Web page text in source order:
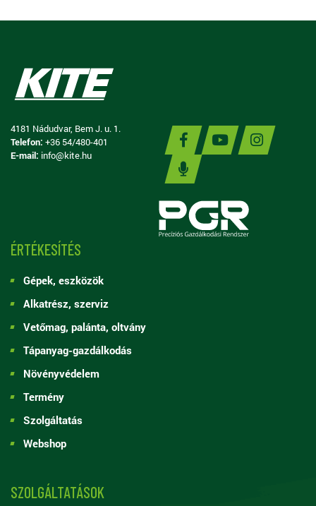
4181 Nádudvar, Bem J. u. 1.
Telefon: +36 54/480-401
E-mail: info@kite.hu
ÉRTÉKESÍTÉS
Gépek, eszközök
Alkatrész, szerviz
Vetőmag, palánta, oltvány
Tápanyag-gazdálkodás
Növényvédelem
Termény
Szolgáltatás
Webshop
SZOLGÁLTATÁSOK